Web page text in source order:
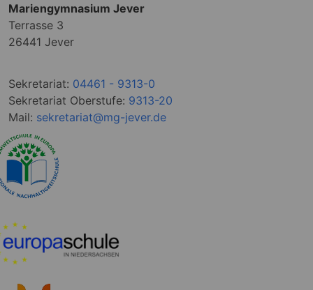
Mariengymnasium Jever
Terrasse 3
26441 Jever
Sekretariat: 04461 - 9313-0
Sekretariat Oberstufe: 9313-20
Mail: sekretariat@mg-jever.de